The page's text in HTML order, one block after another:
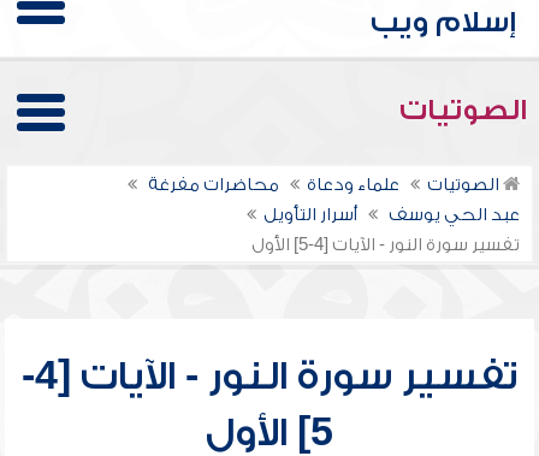
الصوتيات
الصوتيات علماء ودعاة
محاضرات مفرغة
عبد الحي يوسف
أسرار التأويل
تفسير سورة النور - الآيات [4-5] الأول
تفسير سورة النور - الآيات [4-
5] الأول